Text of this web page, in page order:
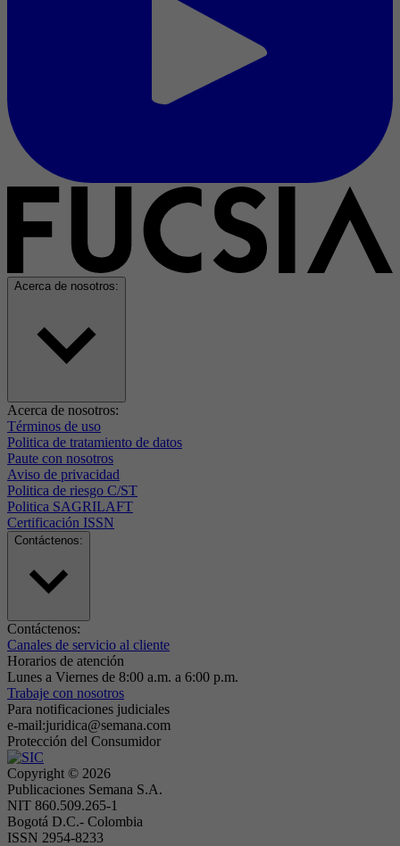
Acerca de nosotros:
Acerca de nosotros:
Términos de uso
Politica de tratamiento de datos
Paute con nosotros
Aviso de privacidad
Politica de riesgo C/ST
Politica SAGRILAFT
Certificación ISSN
Contáctenos:
Contáctenos:
Canales de servicio al cliente
Horarios de atención
Lunes a Viernes de 8:00 a.m. a 6:00 p.m.
Trabaje con nosotros
Para notificaciones judiciales
e-mail:juridica@semana.com
Protección del Consumidor
Copyright © 2026
Publicaciones Semana S.A.
NIT 860.509.265-1
Bogotá D.C.- Colombia
ISSN 2954-8233